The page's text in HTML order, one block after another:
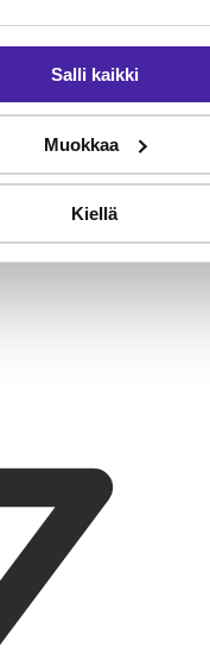
Salli kaikki
Muokkaa
Kiellä